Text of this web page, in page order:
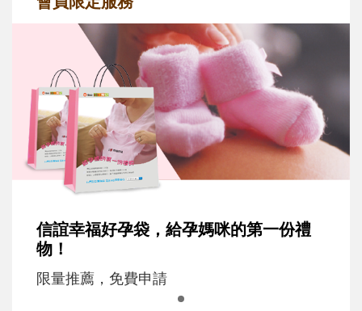
信誼幸福好孕袋，給孕媽咪的第一份禮
物！
限量推薦，免費申請